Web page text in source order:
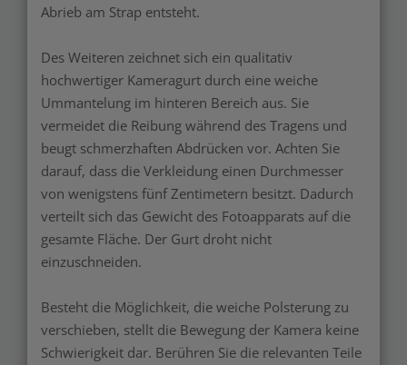
Abrieb am Strap entsteht.
Des Weiteren zeichnet sich ein qualitativ
hochwertiger Kameragurt durch eine weiche
Ummantelung im hinteren Bereich aus. Sie
vermeidet die Reibung während des Tragens und
beugt schmerzhaften Abdrücken vor. Achten Sie
darauf, dass die Verkleidung einen Durchmesser
von wenigstens fünf Zentimetern besitzt. Dadurch
verteilt sich das Gewicht des Fotoapparats auf die
gesamte Fläche. Der Gurt droht nicht
einzuschneiden.
Besteht die Möglichkeit, die weiche Polsterung zu
verschieben, stellt die Bewegung der Kamera keine
Schwierigkeit dar. Berühren Sie die relevanten Teile